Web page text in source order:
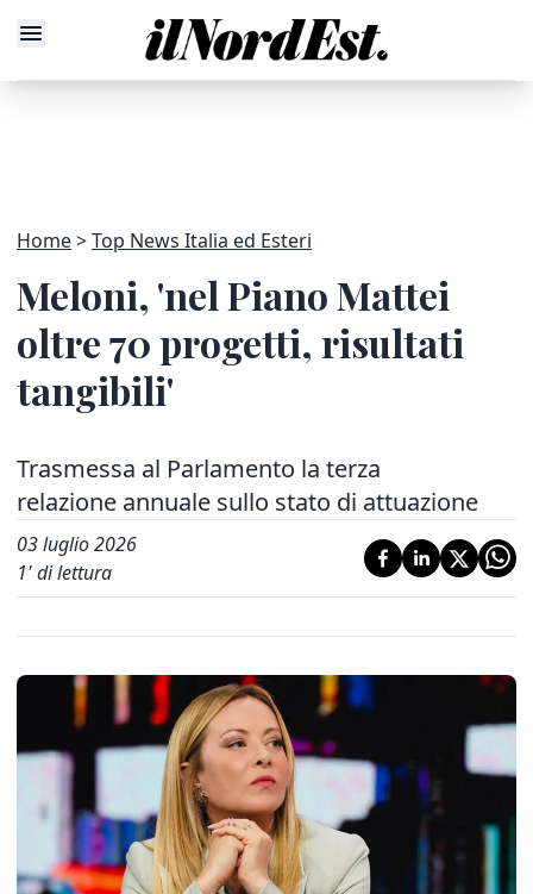
Home Top News Italia ed Esteri
Meloni, 'nel Piano Mattei
oltre 70 progetti, risultati
tangibili'
Trasmessa al Parlamento la terza
relazione annuale sullo stato di attuazione
03 luglio 2026
1' di lettura